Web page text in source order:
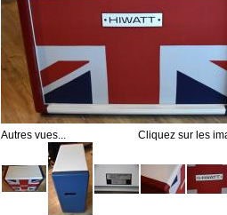
Autres vues... Cliquez sur les